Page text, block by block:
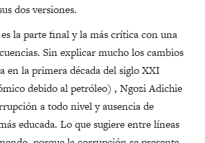
dos versiones.
la parte final y la más crítica con una
Sin explicar mucho los cambios
en la primera década del siglo XXI
debido al petróleo) , Ngozi Adichie
a todo nivel y ausencia de
educada. Lo que sugiere entre líneas